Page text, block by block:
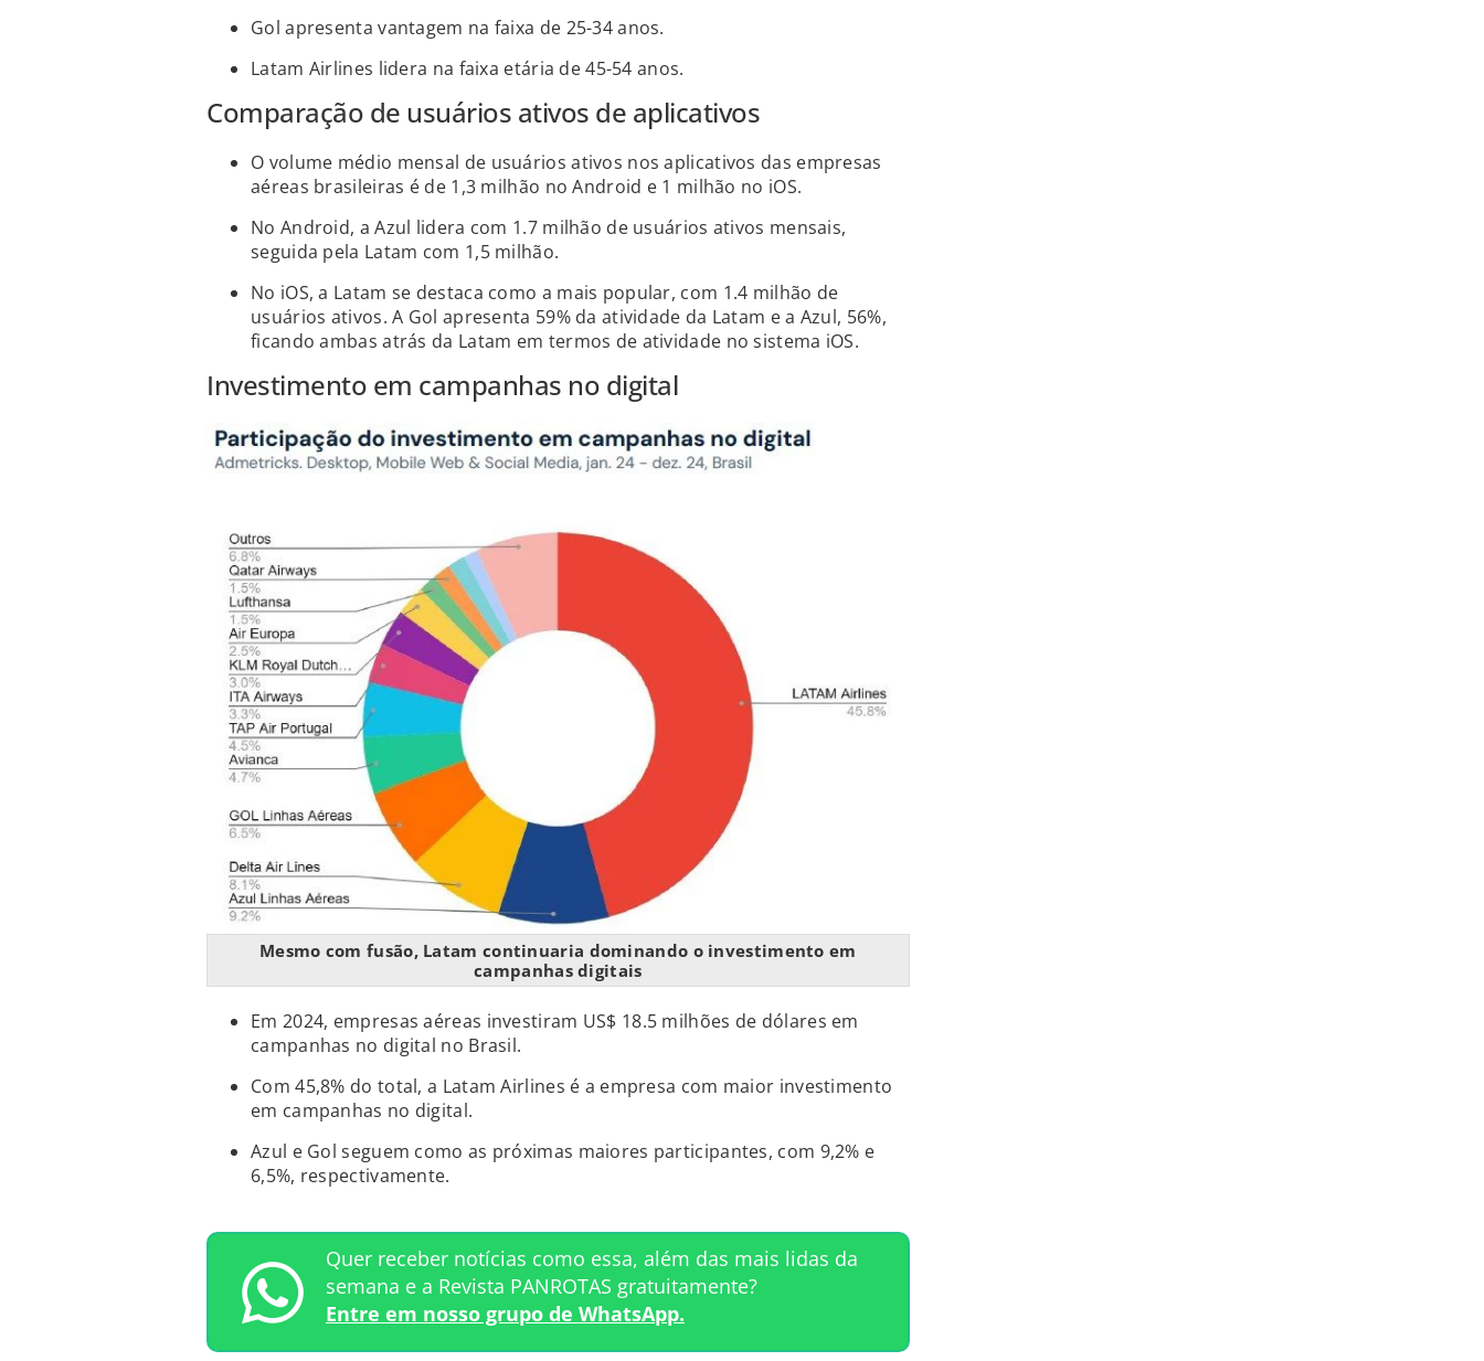
Gol apresenta vantagem na faixa de 25-34 anos.
Latam Airlines lidera na faixa etária de 45-54 anos.
Comparação de usuários ativos de aplicativos
O volume médio mensal de usuários ativos nos aplicativos das empresas
aéreas brasileiras é de 1,3 milhão no Android e 1 milhão no iOS.
No Android, a Azul lidera com 1.7 milhão de usuários ativos mensais,
seguida pela Latam com 1,5 milhão.
No iOS, a Latam se destaca como a mais popular, com 1.4 milhão de
usuários ativos. A Gol apresenta 59% da atividade da Latam e a Azul, 56%,
ficando ambas atrás da Latam em termos de atividade no sistema iOS.
Investimento em campanhas no digital
Mesmo com fusão, Latam continuaria dominando o investimento em
campanhas digitais
Em 2024, empresas aéreas investiram US$ 18.5 milhões de dólares em
campanhas no digital no Brasil.
Com 45,8% do total, a Latam Airlines é a empresa com maior investimento
em campanhas no digital.
Azul e Gol seguem como as próximas maiores participantes, com 9,2% e
6,5%, respectivamente.
Quer receber notícias como essa, além das mais lidas da
semana e a Revista PANROTAS gratuitamente?
Entre em nosso grupo de WhatsApp.